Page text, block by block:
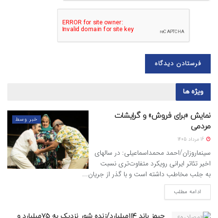
ویژه ها
خبر وسط
نمایش «برای فروش» و گرایشات
مردمی
سینماروزان/احمد محمداسماعیلی: در سالهای
اخیر تئاتر ایرانی رویکرد متفاوت‌تری نسبت
به جلب مخاطب داشته است و با گذر از جریان...
ادامه مطلب